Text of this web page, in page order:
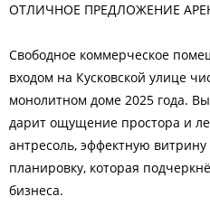
ОТЛИЧНОЕ ПРЕДЛОЖЕНИЕ
Свободное коммерческое
входом на Кусковской улице
монолитном доме 2025 года.
дарит ощущение простора и
антресоль, эффектную
планировку, которая
бизнеса.